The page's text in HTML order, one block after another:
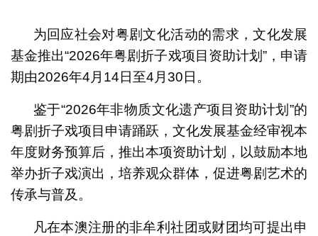
为回应社会对粤剧文化活动的需求，文化发展
基金推出“2026年粤剧折子戏项目资助计划”，申请
期由2026年4月14日至4月30日。
鉴于“2026年非物质文化遗产项目资助计划”的
粤剧折子戏项目申请踊跃，文化发展基金经审视本
年度财务预算后，推出本项资助计划，以鼓励本地
举办折子戏演出，培养观众群体，促进粤剧艺术的
传承与普及。
凡在本澳注册的非牟利社团或财团均可提出申